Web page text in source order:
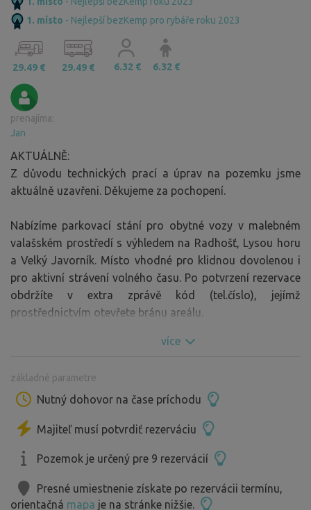
1. místo - Nejlepší bezKemp pro rybáře roku 2023
29.49 € 29.49 € 6.32 € 6.32 €
prenajíma:
Jan
AKTUÁLNĚ:
Z důvodu technických prací a úprav na pozemku jsme
aktuálně uzavřeni. Děkujeme za pochopení.
Nabízíme parkovací stání pro obytné vozy v malebném
valašském prostředí s výhledem na Radhošť, Lysou horu
a Velký Javorník. Místo vhodné pro klidnou dovolenou i
pro aktivní strávení volného času. Po potvrzení rezervace
obdržíte v extra zprávě kód (tel.číslo), jejímž
prostřednictvím otevřete bránu areálu.
více
základné parametre
Nutný dohovor na čase príchodu
Majiteľ musí potvrdiť rezerváciu
Pozemok je určený pre 9 rezervácií
Presné umiestnenie získate po rezervácii termínu,
orientačná mapa je na stránke nižšie.